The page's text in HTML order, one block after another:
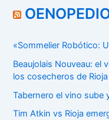
«Sommelier Robótico:
Beaujolais Nouveau: el
los cosecheros de Rioja
Tabernero el vino sube
Tim Atkin vs Rioja